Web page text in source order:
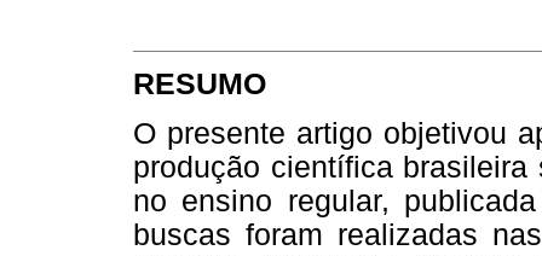
RESUMO
O presente artigo objetivou
produção científica
no ensino regular,
buscas foram realizadas